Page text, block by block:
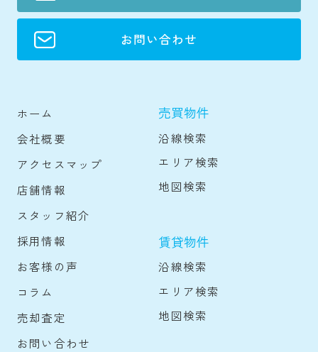
お問い合わせ
ホーム
会社概要
アクセスマップ
店舗情報
スタッフ紹介
採用情報
お客様の声
コラム
売却査定
お問い合わせ
売買物件
沿線検索
エリア検索
地図検索
賃貸物件
沿線検索
エリア検索
地図検索